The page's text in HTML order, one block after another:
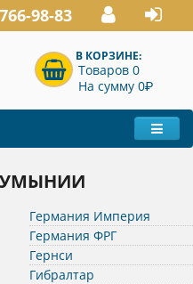
98-83
В КОРЗИНЕ:
Товаров 0
На сумму 0P
Германия Империя
Германия ФРГ
Гернси
Гибралтар